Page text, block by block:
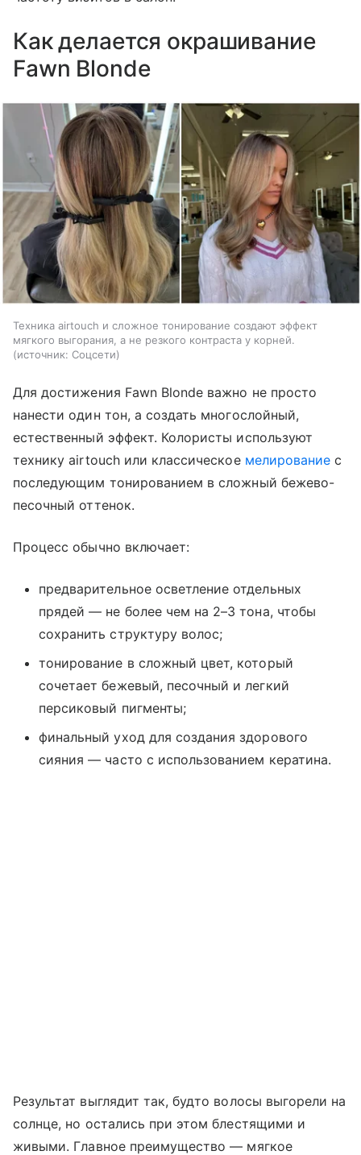
Как делается окрашивание
Fawn Blonde
Техника airtouch и сложное тонирование создают эффект
мягкого выгорания, а не резкого контраста у корней.
источник: Соцсети
Для достижения Fawn Blonde важно не просто
нанести один тон, а создать многослойный,
естественный эффект. Колористы используют
технику airtouch или классическое мелирование с
последующим тонированием в сложный бежево-
песочный оттенок.
Процесс обычно включает:
предварительное осветление отдельных
прядей — не более чем на 2–3 тона, чтобы
сохранить структуру волос;
тонирование в сложный цвет, который
сочетает бежевый, песочный и легкий
персиковый пигменты;
финальный уход для создания здорового
сияния — часто с использованием кератина.
Результат выглядит так, будто волосы выгорели на
солнце, но остались при этом блестящими и
живыми. Главное преимущество — мягкое